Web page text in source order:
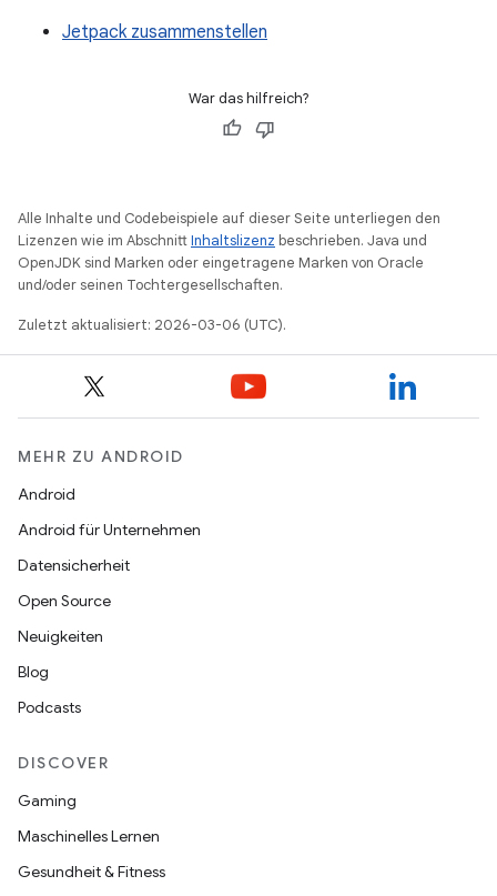
Jetpack zusammenstellen
War das hilfreich?
Alle Inhalte und Codebeispiele auf dieser Seite unterliegen den
Lizenzen wie im AbschnittInhaltslizenz beschrieben. Java und
OpenJDK sind Marken oder eingetragene Marken von Oracle
und/oder seinen Tochtergesellschaften.
Zuletzt aktualisiert: 2026-03-06 (UTC).
MEHR ZU ANDROID
Android
Android für Unternehmen
Datensicherheit
Open Source
Neuigkeiten
Blog
Podcasts
DISCOVER
Gaming
Maschinelles Lernen
Gesundheit & Fitness